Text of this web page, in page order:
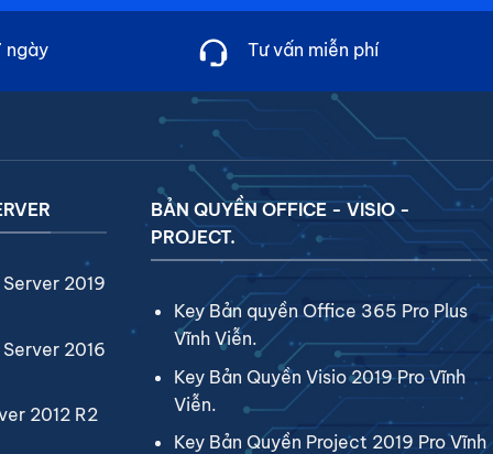
ngày Tư vấn miễn phí
2019
2016
2012 R2
BẢN QUYỀN OFFICE - VISIO -
PROJECT.
Key Bản quyền Office 365 Pro Plus
Vĩnh Viễn.
Key Bản Quyền Visio 2019 Pro Vĩnh
Viễn.
Key Bản Quyền Project 2019 Pro Vĩnh